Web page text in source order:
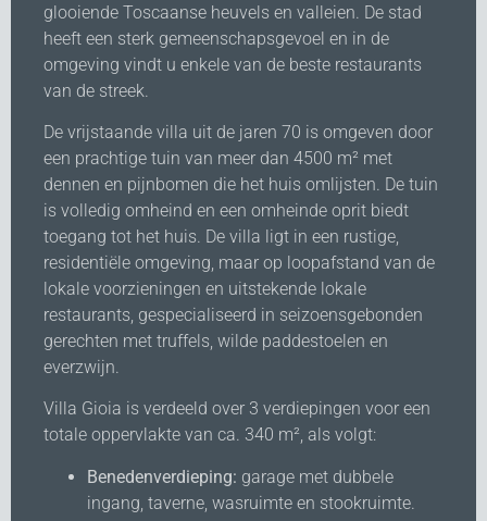
glooiende Toscaanse heuvels en valleien. De stad
heeft een sterk gemeenschapsgevoel en in de
omgeving vindt u enkele van de beste restaurants
van de streek.
De vrijstaande villa uit de jaren 70 is omgeven door
een prachtige tuin van meer dan 4500 m² met
dennen en pijnbomen die het huis omlijsten. De tuin
is volledig omheind en een omheinde oprit biedt
toegang tot het huis. De villa ligt in een rustige,
residentiële omgeving, maar op loopafstand van de
lokale voorzieningen en uitstekende lokale
restaurants, gespecialiseerd in seizoensgebonden
gerechten met truffels, wilde paddestoelen en
everzwijn.
Villa Gioia is verdeeld over 3 verdiepingen voor een
totale oppervlakte van ca. 340 m², als volgt:
Benedenverdieping: garage met dubbele
ingang, taverne, wasruimte en stookruimte.